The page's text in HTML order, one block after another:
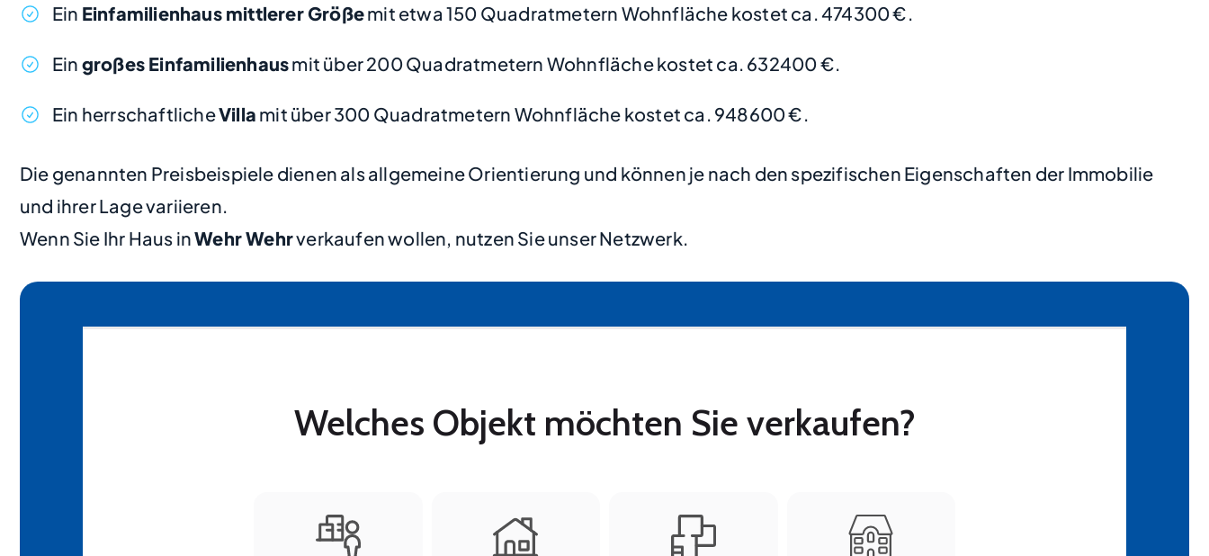
Ein Einfamilienhaus mittlerer Größemit etwa 150 Quadratmetern Wohnfläche kostet ca. 474300 €.
Ein großes Einfamilienhausmit über 200 Quadratmetern Wohnfläche kostet ca. 632400 €.
Ein herrschaftlicheVilla mit über 300 Quadratmetern Wohnfläche kostet ca. 948600 €.
Die genannten Preisbeispiele dienen als allgemeine Orientierung und können je nach den spezifischen Eigenschaften der Immobilie
und ihrer Lage variieren.
Wenn Sie Ihr Haus inWehr Wehrverkaufen wollen, nutzen Sie unser Netzwerk.